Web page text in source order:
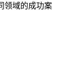
领域的成功案